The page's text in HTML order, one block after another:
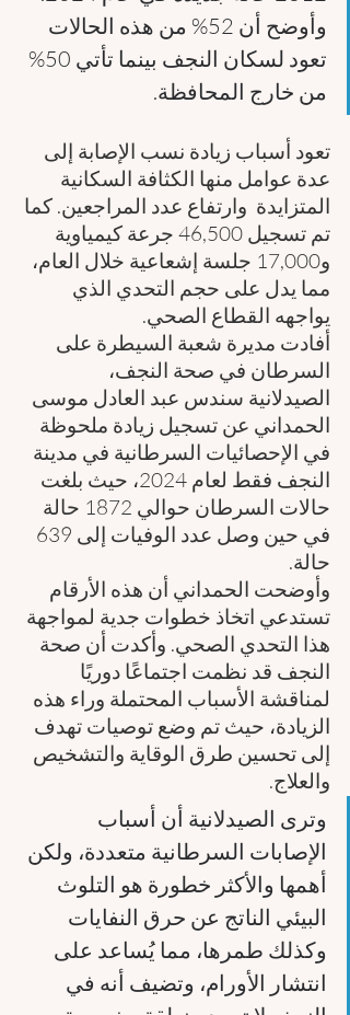
وأوضح أن 52% من هذه الحالات
تعود لسكان النجف بينما تأتي 50%
من خارج المحافظة.
تعود أسباب زيادة نسب الإصابة إلى
عدة عوامل منها الكثافة السكانية
المتزايدة  وارتفاع عدد المراجعين. كما
تم تسجيل 46,500 جرعة كيمياوية
و17,000 جلسة إشعاعية خلال العام،
مما يدل على حجم التحدي الذي
يواجهه القطاع الصحي.
أفادت مديرة شعبة السيطرة على
السرطان في صحة النجف،
الصيدلانية سندس عبد العادل موسى
الحمداني عن تسجيل زيادة ملحوظة
في الإحصائيات السرطانية في مدينة
النجف فقط لعام 2024، حيث بلغت
حالات السرطان حوالي 1872 حالة
حالة.
وأوضحت الحمداني أن هذه الأرقام
تستدعي اتخاذ خطوات جدية لمواجهة
هذا التحدي الصحي. وأكدت أن صحة
النجف قد نظمت اجتماعًا دوريًا
لمناقشة الأسباب المحتملة وراء هذه
الزيادة، حيث تم وضع توصيات تهدف
إلى تحسين طرق الوقاية والتشخيص
والعلاج.
وترى الصيدلانية أن أسباب
الإصابات السرطانية متعددة، ولكن
أهمها والأكثر خطورة هو التلوث
البيئي الناتج عن حرق النفايات
وكذلك طمرها، مما يُساعد على
انتشار الأورام، وتضيف أنه في